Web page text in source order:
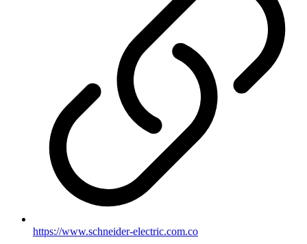
https://www.schneider-electric.com.co